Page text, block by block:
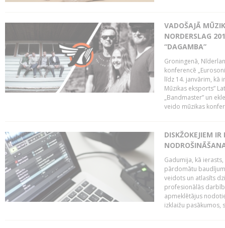
VADOŠAJĀ
NORDERSLAG
“DAGAMBA”
Groningenā,
konferencē
līdz 14. janvārim, kā
Mūzikas eksports”
„Bandmaster” un
veido mūzikas
DISKŽOKEJIEM
Gadumija, kā
pārdomātu
veidots un atlasīts
profesionālās
apmeklētājus
izklaižu pasākumos,